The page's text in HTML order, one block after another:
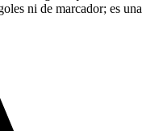
ni de marcador; es una